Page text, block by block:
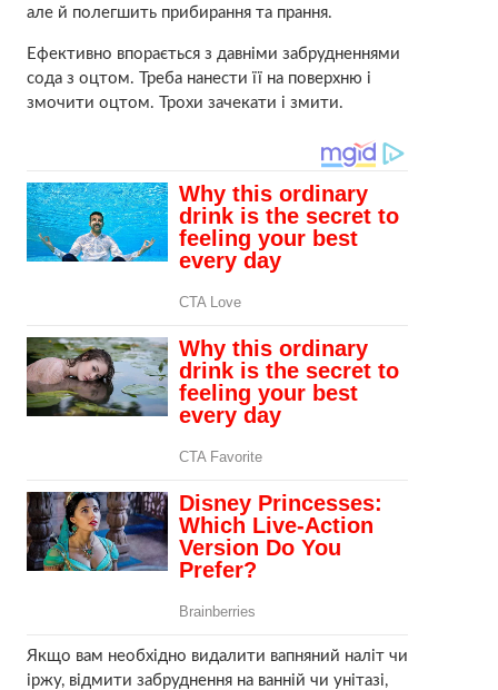
але й полегшить прибирання та прання.
Ефективно впорається з давніми забрудненнями
сода з оцтом. Треба нанести її на поверхню і
змочити оцтом. Трохи зачекати і змити.
Якщо вам необхідно видалити вапняний наліт чи
іржу, відмити забруднення на ванній чи унітазі,